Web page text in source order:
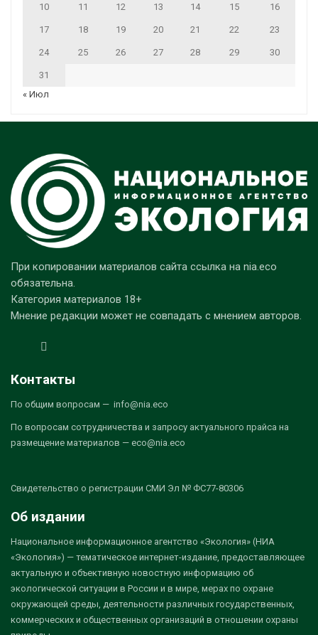
10 11 12 13 14 15 16
17 18 19 20 21 22 23
24 25 26 27 28 29 30
31
« Июл
При копировании материалов сайта ссылка на nia.eco
обязательна.
Категория материалов 18+
Мнение редакции может не совпадать с мнением авторов.
Контакты
По общим вопросам — info@nia.eco
По вопросам сотрудничества и запросу актуального прайса на
размещение материалов — eco@nia.eco
Свидетельство о регистрации СМИ Эл № ФС77-80306
Об издании
Национальное информационное агентство «Экология» (НИА
«Экология») — тематическое интернет-издание, предоставляющее
актуальную и объективную новостную информацию об
экологической ситуации в России и в мире, мерах по охране
окружающей среды, деятельности различных государственных,
коммерческих и общественных организаций в отношении охраны